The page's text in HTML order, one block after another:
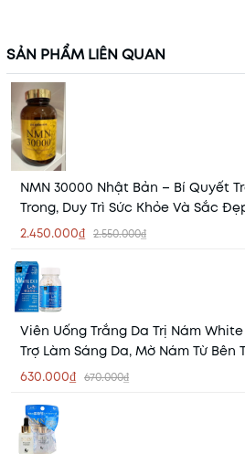
SẢN PHẨM LIÊN QUAN
NMN 30000 Nhật Bản – Bí Quyết
Trong, Duy Trì Sức Khỏe Và Sắc
2.450.000₫ 2.550.000₫
Viên Uống Trắng Da Trị Nám
Trợ Làm Sáng Da, Mờ Nám Từ Bên
630.000₫ 670.000₫